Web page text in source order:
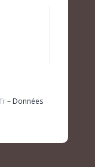
– Données